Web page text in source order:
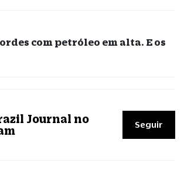
com petróleo em alta. E os
Journal no
Seguir